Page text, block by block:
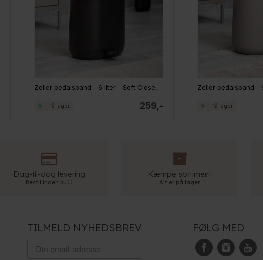
Zeller pedalspand - 6 liter - Soft Close, Sort
259,-
På lager På lager
Dag-til-dag levering
Bestil inden kl. 11
Kæmpe sortiment
Alt er på lager
TILMELD NYHEDSBREV FØLG MED